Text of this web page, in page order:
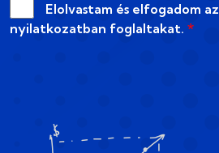
Elolvastam és elfogadom az
nyilatkozatban foglaltakat. *